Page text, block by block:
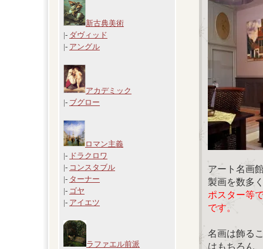
新古典美術
|- ダヴィッド
|- アングル
アカデミック
|- ブグロー
ロマン主義
|- ドラクロワ
|- コンスタブル
|- ターナー
|- ゴヤ
|- アイエツ
ラファエル前派
アート名画
製画を数多
ポスター等
です。
名画は飾る
はもちろん